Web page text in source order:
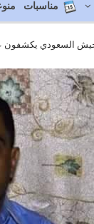
مناسبات
السعودي يكشفون